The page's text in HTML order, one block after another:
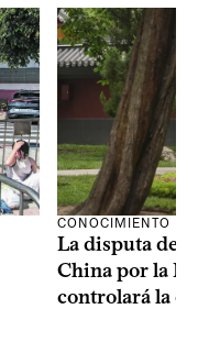
CONOCIMIENTO
La disputa de
China por la
controlará la